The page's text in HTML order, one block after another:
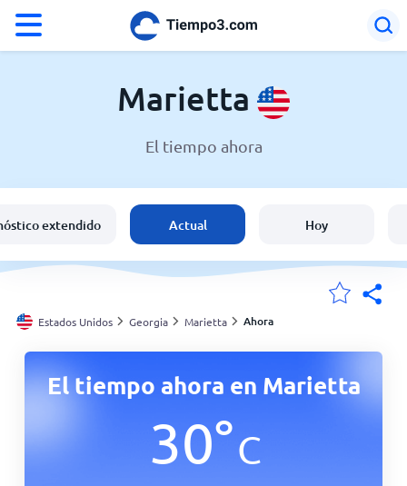
España
Argentina
Mis ubicaciones
Marietta
El tiempo ahora
extendido Actual Hoy
Estados Unidos Georgia Marietta Ahora
El tiempo ahora en Marietta
30°C